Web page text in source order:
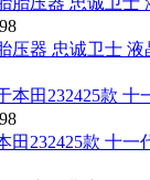
压器 忠诚卫士
田232425款 十